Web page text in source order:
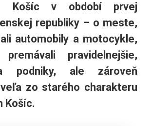
Košíc v období prvej
republiky – o meste,
automobily a motocykle,
pravidelnejšie,
podniky, ale zároveň
zo starého charakteru
Košíc.